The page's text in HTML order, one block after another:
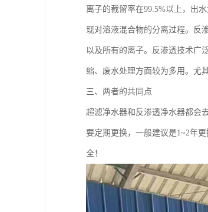
离子的截留率在99.5%以上，出
现对溶液混合物的分离过程。反
以及所有的离子。反渗透技术广
缩、废水处理方面较为多用。尤
三、两者的共同点
超滤净水器和反渗透净水器都会
要定期更换，一般建议是1~2年
全！